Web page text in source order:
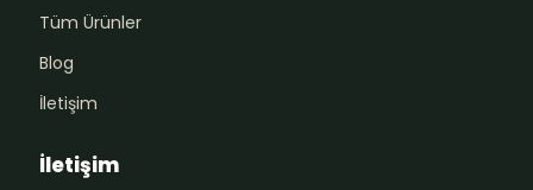
Tüm Ürünler
Blog
İletişim
İletişim